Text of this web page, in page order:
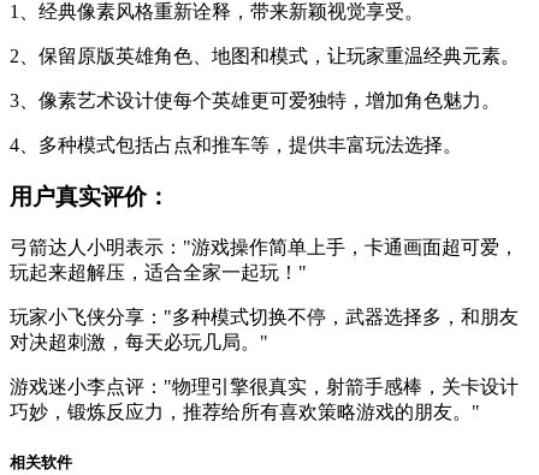
1、经典像素风格重新诠释，带来新颖视觉享受。
2、保留原版英雄角色、地图和模式，让玩家重温经典元素。
3、像素艺术设计使每个英雄更可爱独特，增加角色魅力。
4、多种模式包括占点和推车等，提供丰富玩法选择。
用户真实评价：
弓箭达人小明表示："游戏操作简单上手，卡通画面超可爱，
玩起来超解压，适合全家一起玩！"
玩家小飞侠分享："多种模式切换不停，武器选择多，和朋友
对决超刺激，每天必玩几局。"
游戏迷小李点评："物理引擎很真实，射箭手感棒，关卡设计
巧妙，锻炼反应力，推荐给所有喜欢策略游戏的朋友。"
相关软件